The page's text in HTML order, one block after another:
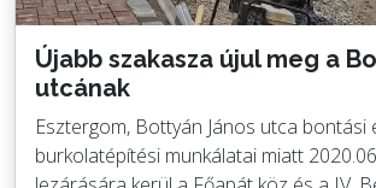
Újabb szakasza újul meg a
utcának
Esztergom, Bottyán János utca bontási
burkolatépítési munkálatai miatt